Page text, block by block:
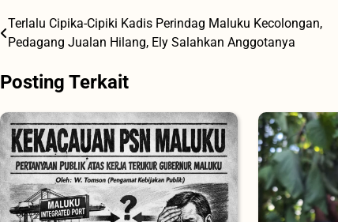
Navigasi
Terlalu Cipika-Cipiki Kadis Perindag Maluku Kecolongan,
Pedagang Jualan Hilang, Ely Salahkan Anggotanya
Posting Terkait